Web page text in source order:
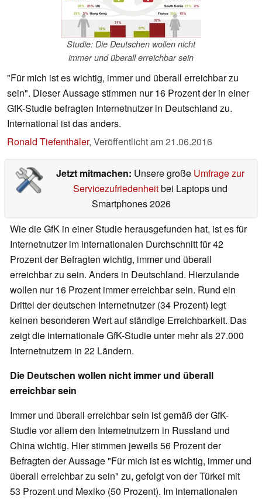
Studie: Die Deutschen wollen nicht
immer und überall erreichbar sein
"Für mich ist es wichtig, immer und überall erreichbar zu
sein". Dieser Aussage stimmen nur 16 Prozent der in einer
GfK-Studie befragten Internetnutzer in Deutschland zu.
International ist das anders.
Ronald Tiefenthäler, Veröffentlicht am21.06.2016
Jetzt mitmachen: Unsere große Umfrage zur
Servicezufriedenheitbei Laptops und
Smartphones 2026
Wie die GfK in einer Studie herausgefunden hat, ist es für
Internetnutzer im internationalen Durchschnitt für 42
Prozent der Befragten wichtig, immer und überall
erreichbar zu sein. Anders in Deutschland. Hierzulande
wollen nur 16 Prozent immer erreichbar sein. Rund ein
Drittel der deutschen Internetnutzer (34 Prozent) legt
keinen besonderen Wert auf ständige Erreichbarkeit. Das
zeigt die internationale GfK-Studie unter mehr als 27.000
Internetnutzern in 22 Ländern.
Die Deutschen wollen nicht immer und überall
erreichbar sein
Immer und überall erreichbar sein ist gemäß der GfK-
Studie vor allem den Internetnutzern in Russland und
China wichtig. Hier stimmen jeweils 56 Prozent der
Befragten der Aussage "Für mich ist es wichtig, immer und
überall erreichbar zu sein" zu, gefolgt von der Türkei mit
53 Prozent und Mexiko (50 Prozent). Im internationalen